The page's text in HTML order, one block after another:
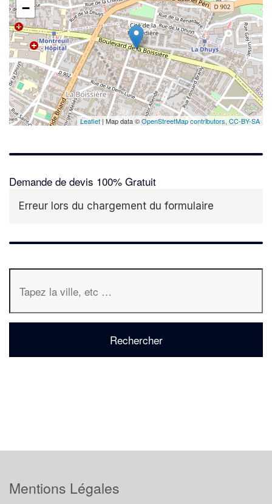
−
Leaflet| Map data ©OpenStreetMap contributors,CC-BY-SA
Demande de devis 100% Gratuit
Erreur lors du chargement du formulaire
Mentions Légales